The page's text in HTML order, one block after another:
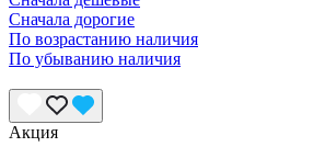
Сначала дорогие
По возрастанию наличия
По убыванию наличия
Акция